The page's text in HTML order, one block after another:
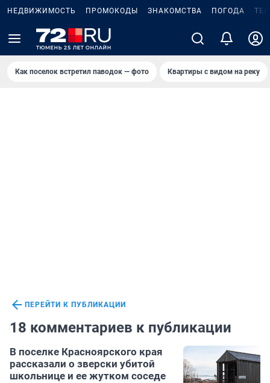
НЕДВИЖИМОСТЬ ПРОМОКОДЫ ЗНАКОМСТВА ПОГОДА
Как поселок встретил паводок — фото Квартиры с видом на реку
ПЕРЕЙТИ К ПУБЛИКАЦИИ
18 комментариев к публикации
В поселке Красноярского края
рассказали о зверски убитой
школьнице и ее жутком соседе